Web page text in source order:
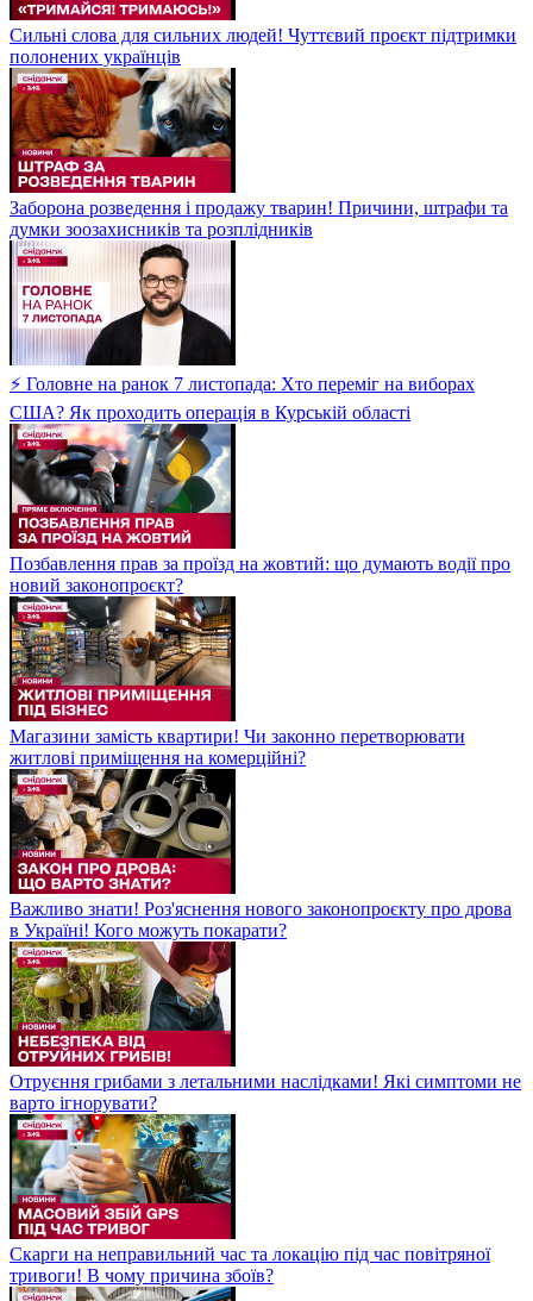
Сильні слова для сильних людей! Чуттєвий проєкт підтримки
полонених українців
Заборона розведення і продажу тварин! Причини, штрафи та
думки зоозахисників та розплідників
⚡ Головне на ранок 7 листопада: Хто переміг на виборах
США? Як проходить операція в Курській області
Позбавлення прав за проїзд на жовтий: що думають водії про
новий законопроєкт?
Магазини замість квартири! Чи законно перетворювати
житлові приміщення на комерційні?
Важливо знати! Роз'яснення нового законопроєкту про дрова
в Україні! Кого можуть покарати?
Отруєння грибами з летальними наслідками! Які симптоми не
варто ігнорувати?
Скарги на неправильний час та локацію під час повітряної
тривоги! В чому причина збоїв?